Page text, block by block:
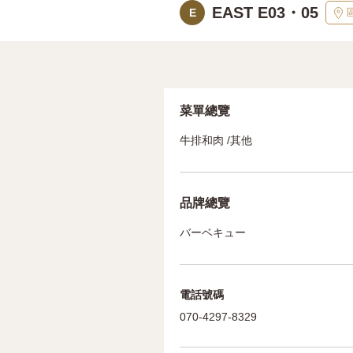
E EAST E03・05
菜單總覽
牛排和肉 /其他
品牌總覽
バーベキュー
電話號碼
070-4297-8329